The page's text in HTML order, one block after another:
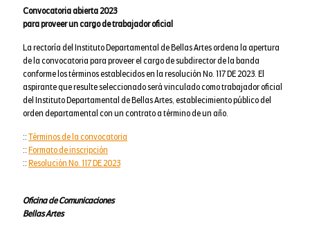
Convocatoria abierta 2023
para proveer un cargo de trabajador oficial
La rectoría del Instituto Departamental de Bellas Artes ordena la apertura
de la convocatoria para proveer el cargo de subdirector de la banda
conforme los términos establecidos en la resolución No. 117 DE 2023. El
aspirante que resulte seleccionado será vinculado como trabajador oficial
del Instituto Departamental de Bellas Artes, establecimiento público del
orden departamental con un contrato a término de un año.
::Términos de la convocatoria
::Formato de inscripción
::Resolución No. 117 DE 2023
Oficina de Comunicaciones
Bellas Artes